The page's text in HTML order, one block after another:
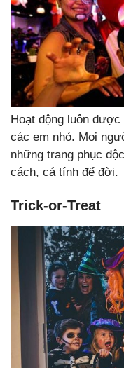
Hoạt động luôn
các em nhỏ. Mọi
những trang phục
cách, cá tính để đời.
Trick-or-Treat